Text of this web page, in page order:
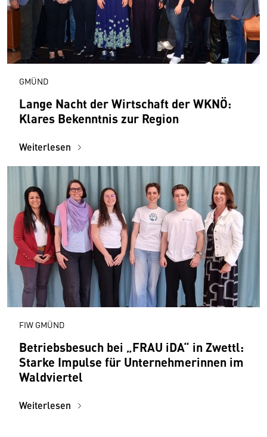
GMÜND
Lange Nacht der Wirtschaft der WKNÖ:
Klares Bekenntnis zur Region
Weiterlesen
FIW GMÜND
Betriebsbesuch bei „FRAU iDA“ in Zwettl:
Starke Impulse für Unternehmerinnen im
Waldviertel
Weiterlesen